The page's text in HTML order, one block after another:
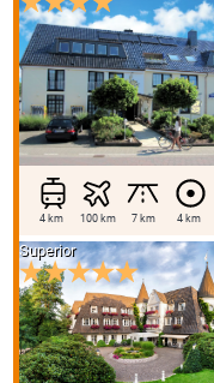
4 km 100 km 7 km 4 km
Superior